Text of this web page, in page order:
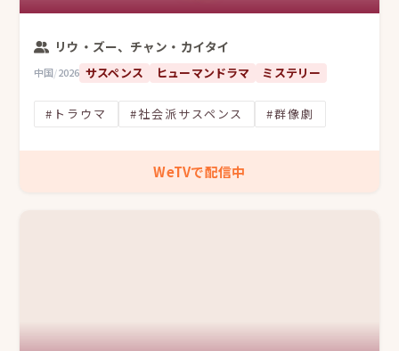
リウ・ズー、チャン・カイタイ
中国/2026 サスペンス ヒューマンドラマ ミステリー
#トラウマ #社会派サスペンス #群像劇
WeTVで配信中